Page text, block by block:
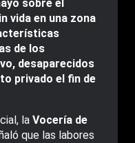
sobre el
vida en una zona
de los
desaparecidos
privado el fin de
la Vocería de
que las labores